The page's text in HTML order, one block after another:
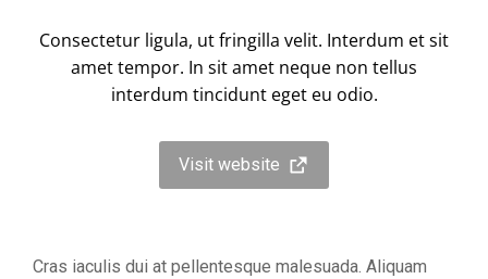
Consectetur ligula, ut fringilla velit. Interdum et sit
amet tempor. In sit amet neque non tellus
interdum tincidunt eget eu odio.
Visit website
Cras iaculis dui at pellentesque malesuada. Aliquam